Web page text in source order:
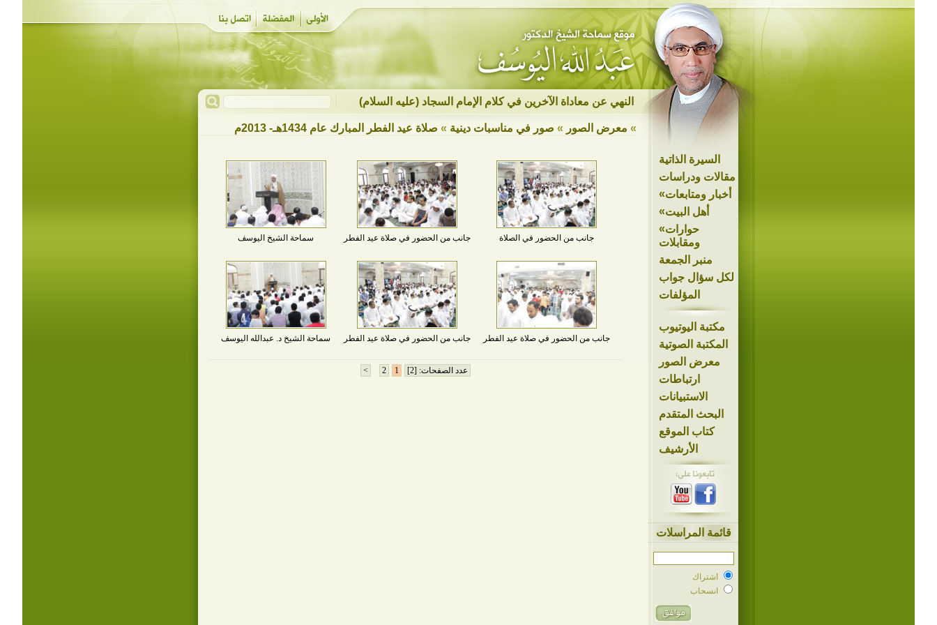
النهي عن معاداة الآخرين في كلام الإمام السجاد (عليه السلام)
السيرة الذاتية
مقالات ودراسات
»أخبار ومتابعات
»أهل البيت
»حوارات
ومقابلات
منبر الجمعة
لكل سؤال جواب
المؤلفات
مكتبة اليوتيوب
المكتبة الصوتية
معرض الصور
ارتباطات
الاستبيانات
البحث المتقدم
كتاب الموقع
الأرشيف
قائمة المراسلات
اشتراك
انسحاب
» معرض الصور » صور في مناسبات دينية » صلاة عيد الفطر المبارك عام 1434هـ- 2013م
جانب من الحضور في الصلاة جانب من الحضور في صلاة عيد الفطر سماحة الشيخ اليوسف
جانب من الحضور في صلاة عيد الفطر جانب من الحضور في صلاة عيد الفطر سماحة الشيخ د. عبدالله اليوسف
عدد الصفحات: [2] 1
2
>